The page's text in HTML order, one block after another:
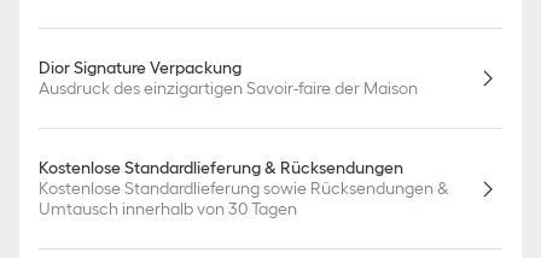
Dior Signature Verpackung
Ausdruck des einzigartigen Savoir-faire der Maison
Kostenlose Standardlieferung & Rücksendungen
Kostenlose Standardlieferung sowie Rücksendungen &
Umtausch innerhalb von 30 Tagen